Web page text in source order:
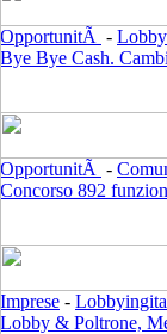
OpportunitÃ -
Bye Bye Cash.
OpportunitÃ -
Concorso 892
Imprese -
Lobby & Poltrone,